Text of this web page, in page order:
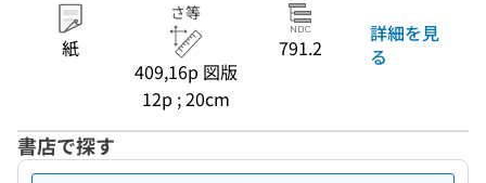
紙
さ等
409,16p 図版
12p ; 20cm
791.2
詳細を見
る
書店で探す